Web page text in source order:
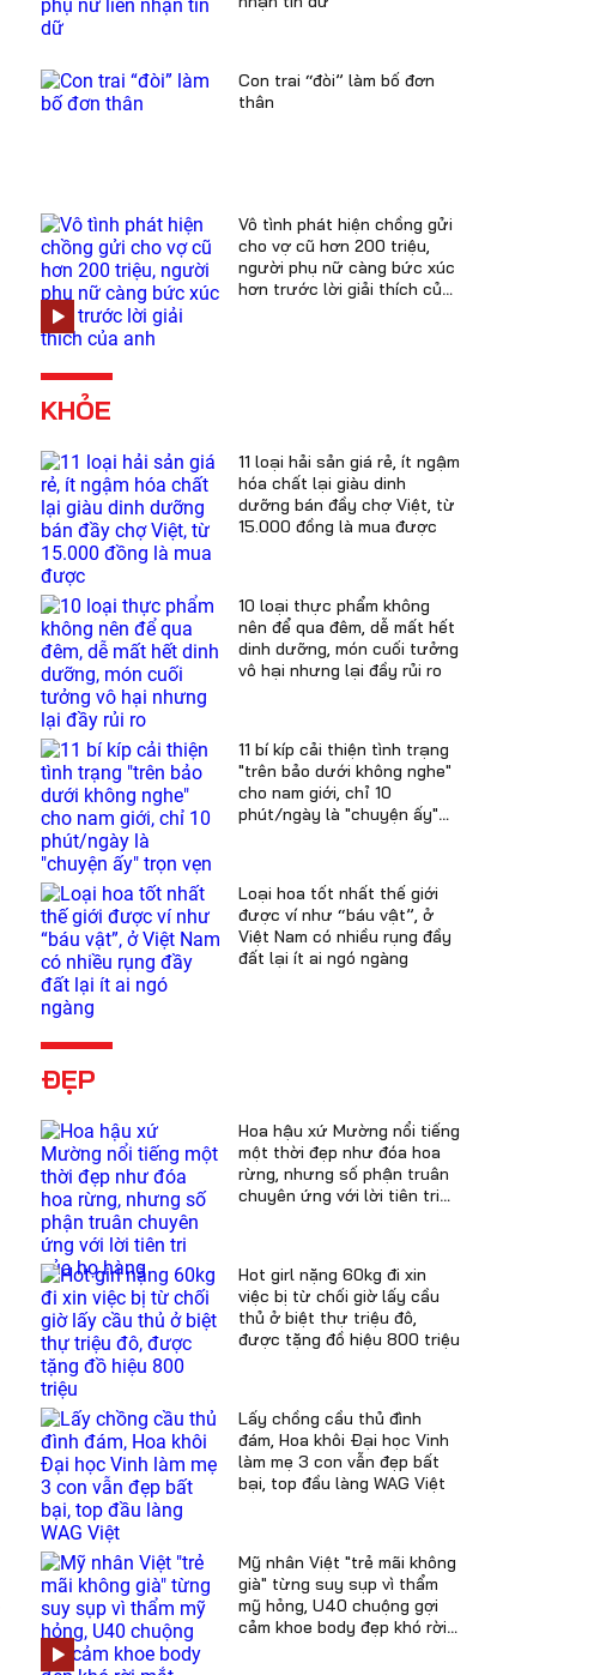
Con trai “đòi” làm bố đơn
thân
Vô tình phát hiện chồng gửi
cho vợ cũ hơn 200 triệu,
người phụ nữ càng bức xúc
hơn trước lời giải thích của
KHỎE
11 loại hải sản giá rẻ, ít ngậm
hóa chất lại giàu dinh
dưỡng bán đầy chợ Việt, từ
15.000 đồng là mua được
10 loại thực phẩm không
nên để qua đêm, dễ mất hết
dinh dưỡng, món cuối tưởng
vô hại nhưng lại đầy rủi ro
11 bí kíp cải thiện tình trạng
"trên bảo dưới không nghe"
cho nam giới, chỉ 10
phút/ngày là "chuyện ấy"
Loại hoa tốt nhất thế giới
được ví như “báu vật”, ở
Việt Nam có nhiều rụng đầy
đất lại ít ai ngó ngàng
ĐẸP
Hoa hậu xứ Mường nổi tiếng
một thời đẹp như đóa hoa
rừng, nhưng số phận truân
chuyên ứng với lời tiên tri
Hot girl nặng 60kg đi xin
việc bị từ chối giờ lấy cầu
thủ ở biệt thự triệu đô,
được tặng đồ hiệu 800 triệu
Lấy chồng cầu thủ đình
đám, Hoa khôi Đại học Vinh
làm mẹ 3 con vẫn đẹp bất
bại, top đầu làng WAG Việt
Mỹ nhân Việt "trẻ mãi không
già" từng suy sụp vì thẩm
mỹ hỏng, U40 chuộng gợi
cảm khoe body đẹp khó rời